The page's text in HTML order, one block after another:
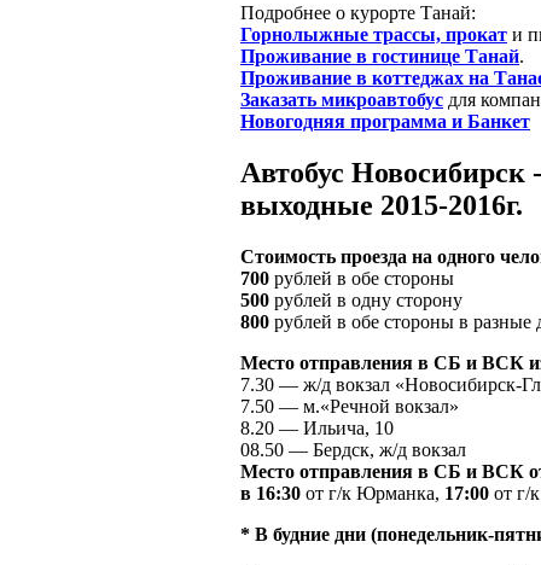
Подробнее о курорте Танай:
Горнолыжные трассы, прокат и
Проживание в гостинице Танай.
Проживание в коттеджах на
Заказать микроавтобус для
Новогодняя программа и Банкет
Автобус
выходные 2015-2016г.
Cтоимость проезда на одного
700 рублей в обе стороны
500 рублей в одну сторону
800 рублей в обе стороны в разные
Место отправления в СБ и ВСК
7.30 — ж/д вокзал «Новосибирск-
7.50 — м.«Речной вокзал»
8.20 — Ильича, 10
08.50 — Бердск, ж/д вокзал
Место отправления в СБ и ВСК
в 16:30 от г/к Юрманка, 17:00 от г/
* В будние дни (понедельник-